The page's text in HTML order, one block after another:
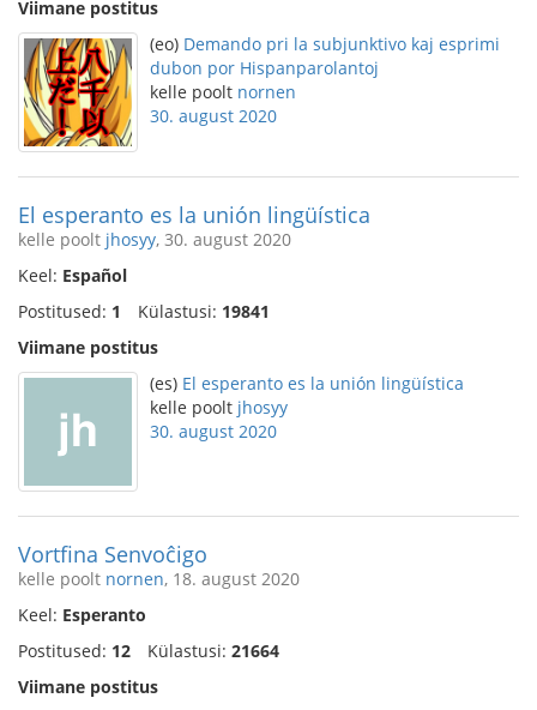
Viimane postitus
(eo) Demando pri la subjunktivo kaj esprimi
dubon por Hispanparolantoj
kelle poolt nornen
30. august 2020
El esperanto es la unión lingüística
kelle poolt jhosyy, 30. august 2020
Keel: Español
Postitused: 1 Külastusi: 19841
Viimane postitus
(es) El esperanto es la unión lingüística
kelle poolt jhosyy
30. august 2020
Vortfina Senvoĉigo
kelle poolt nornen, 18. august 2020
Keel: Esperanto
Postitused: 12 Külastusi: 21664
Viimane postitus